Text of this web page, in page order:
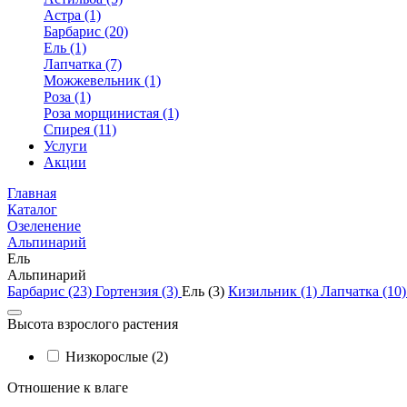
Астра (1)
Барбарис (20)
Ель (1)
Лапчатка (7)
Можжевельник (1)
Роза (1)
Роза морщинистая (1)
Спирея (11)
Услуги
Акции
Главная
Каталог
Озеленение
Альпинарий
Ель
Альпинарий
Барбарис (23) Гортензия (3) Ель (3) Кизильник (1) Лапчатка (10)
Высота взрослого растения
Низкорослые (2)
Отношение к влаге